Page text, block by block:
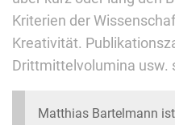
Kriterien der
Kreativität.
Drittmittelvolumina usw.
Matthias Bartelmann